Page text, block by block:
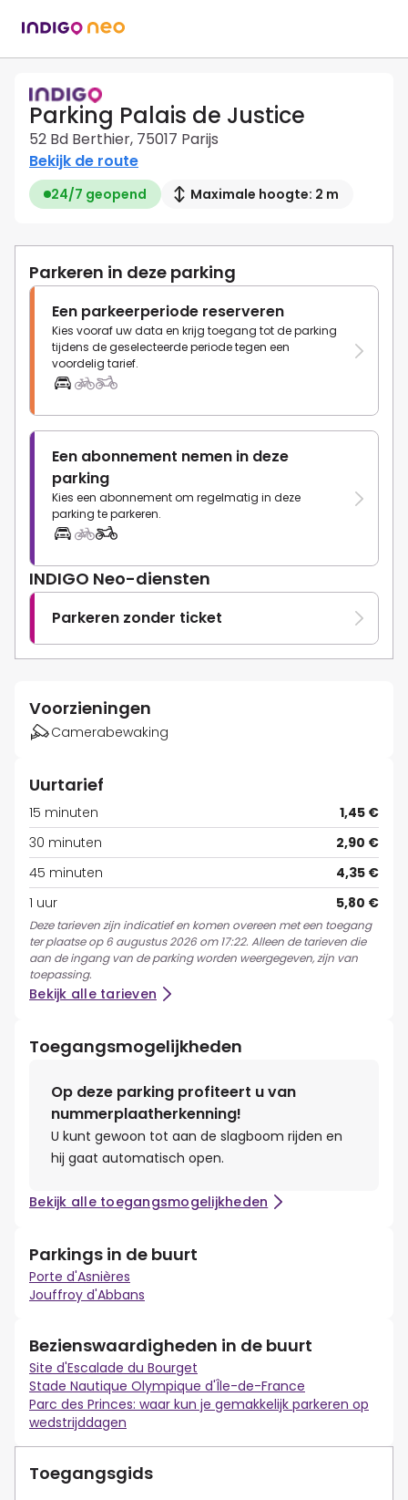
Parking Palais de Justice
52 Bd Berthier, 75017 Parijs
Bekijk de route
24/7 geopend Maximale hoogte: 2 m
Parkeren in deze parking
Een parkeerperiode reserveren
Kies vooraf uw data en krijg toegang tot de parking
tijdens de geselecteerde periode tegen een
voordelig tarief.
Een abonnement nemen in deze
parking
Kies een abonnement om regelmatig in deze
parking te parkeren.
INDIGO Neo-diensten
Parkeren zonder ticket
Voorzieningen
Camerabewaking
Uurtarief
15 minuten
1,45 €
30 minuten
2,90 €
45 minuten
4,35 €
1 uur
5,80 €
Deze tarieven zijn indicatief en komen overeen met een toegang
ter plaatse op 6 augustus 2026 om 17:22. Alleen de tarieven die
aan de ingang van de parking worden weergegeven, zijn van
toepassing.
Bekijk alle tarieven
Toegangsmogelijkheden
Op deze parking profiteert u van
nummerplaatherkenning!
U kunt gewoon tot aan de slagboom rijden en
hij gaat automatisch open.
Bekijk alle toegangsmogelijkheden
Parkings in de buurt
Porte d'Asnières
Jouffroy d'Abbans
Bezienswaardigheden in de buurt
Site d'Escalade du Bourget
Stade Nautique Olympique d'Île-de-France
Parc des Princes: waar kun je gemakkelijk parkeren op
wedstrijddagen
Toegangsgids